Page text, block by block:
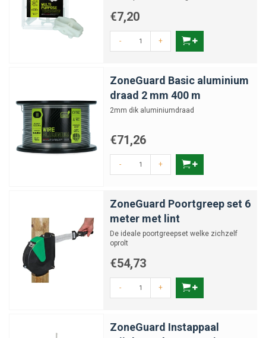
€7,20
- +
ZoneGuard Basic aluminium
draad 2 mm 400 m
2mm dik aluminiumdraad
€71,26
- +
ZoneGuard Poortgreep set 6
meter met lint
De ideale poortgreepset welke zichzelf
oprolt
€54,73
- +
ZoneGuard Instappaal